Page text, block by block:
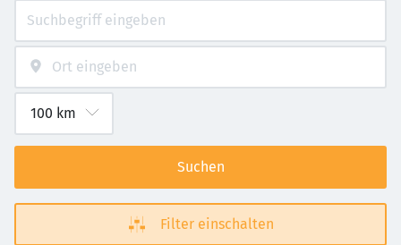
Suchen
Filter einschalten